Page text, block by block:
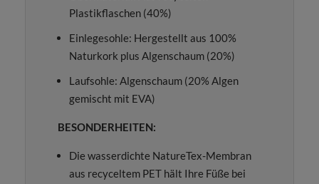
Plastikflaschen (40%)
Einlegesohle: Hergestellt aus 100%
Naturkork plus Algenschaum (20%)
Laufsohle: Algenschaum (20% Algen
gemischt mit EVA)
BESONDERHEITEN:
Die wasserdichte NatureTex-Membran
aus recyceltem PET hält Ihre Füße bei